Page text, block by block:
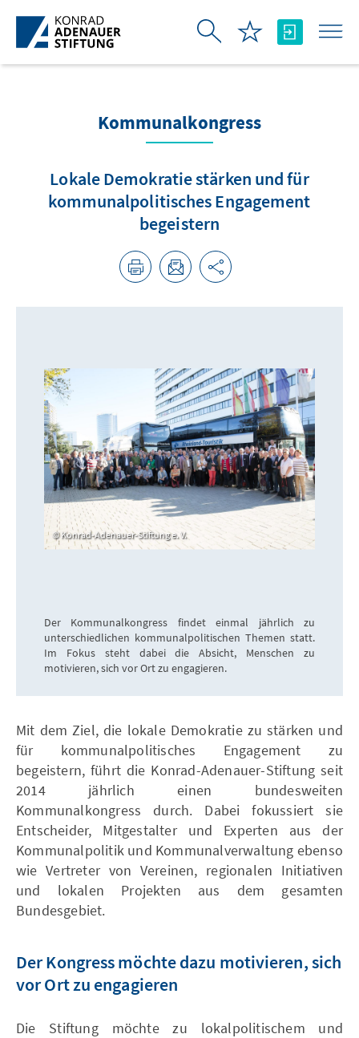
Zum Hauptinhalt springen
Kommunalkongress
Lokale Demokratie stärken und für
kommunalpolitisches Engagement
begeistern
Konrad-Adenauer-Stiftung e. V.
Der Kommunalkongress findet einmal jährlich zu
unterschiedlichen kommunalpolitischen Themen statt.
Im Fokus steht dabei die Absicht, Menschen zu
motivieren, sich vor Ort zu engagieren.
Mit dem Ziel, die lokale Demokratie zu stärken und
für kommunalpolitisches Engagement zu
begeistern, führt die Konrad-Adenauer-Stiftung seit
2014 jährlich einen bundesweiten
Kommunalkongress durch. Dabei fokussiert sie
Entscheider, Mitgestalter und Experten aus der
Kommunalpolitik und Kommunalverwaltung ebenso
wie Vertreter von Vereinen, regionalen Initiativen
und lokalen Projekten aus dem gesamten
Bundesgebiet.
Der Kongress möchte dazu motivieren, sich
vor Ort zu engagieren
Die Stiftung möchte zu lokalpolitischem und